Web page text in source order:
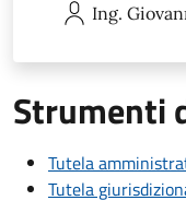
Ing.
Strumenti
Tutela
Tutela